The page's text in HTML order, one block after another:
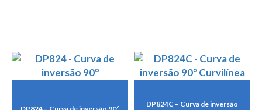
DP824C – Curva de inversão